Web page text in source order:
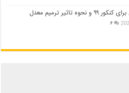
نحوه تاثیر ترمیم معدل
۶